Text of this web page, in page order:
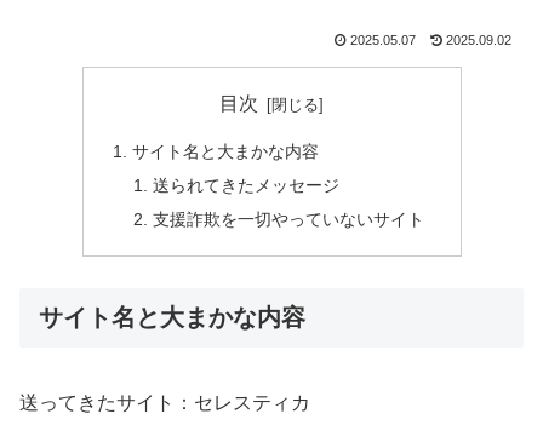
2025.05.07 2025.09.02
目次
サイト名と大まかな内容
送られてきたメッセージ
支援詐欺を一切やっていないサイト
サイト名と大まかな内容
送ってきたサイト：セレスティカ